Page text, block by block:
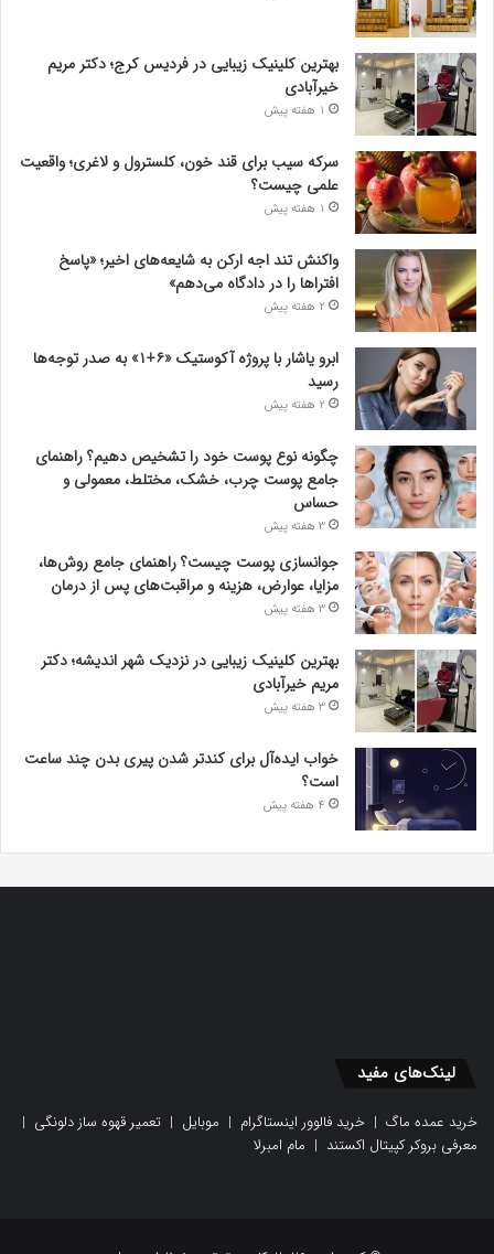
بهترین کلینیک زیبایی در فردیس کرج؛ دکتر مریم
خیرآبادی
1 هفته پیش
سرکه سیب برای قند خون، کلسترول و لاغری؛ واقعیت
علمی چیست؟
1 هفته پیش
واکنش تند اجه ارکن به شایعه‌های اخیر؛ «پاسخ
افتراها را در دادگاه می‌دهم»
2 هفته پیش
ابرو یاشار با پروژه آکوستیک «۶+۱» به صدر توجه‌ها
رسید
2 هفته پیش
چگونه نوع پوست خود را تشخیص دهیم؟ راهنمای
جامع پوست چرب، خشک، مختلط، معمولی و
حساس
3 هفته پیش
جوانسازی پوست چیست؟ راهنمای جامع روش‌ها،
مزایا، عوارض، هزینه و مراقبت‌های پس از درمان
3 هفته پیش
بهترین کلینیک زیبایی در نزدیک شهر اندیشه؛ دکتر
مریم خیرآبادی
3 هفته پیش
خواب ایده‌آل برای کندتر شدن پیری بدن چند ساعت
است؟
4 هفته پیش
لینک‌های مفید
خرید عمده ماگ | خرید فالوور اینستاگرام | موبایل | تعمیر قهوه ساز دلونگی |
معرفی بروکر کپیتال اکستند | مام امبرلا